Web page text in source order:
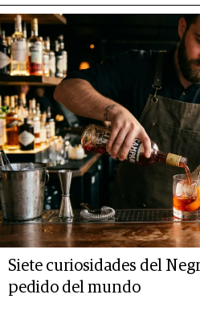
Siete curiosidades del
pedido del mundo